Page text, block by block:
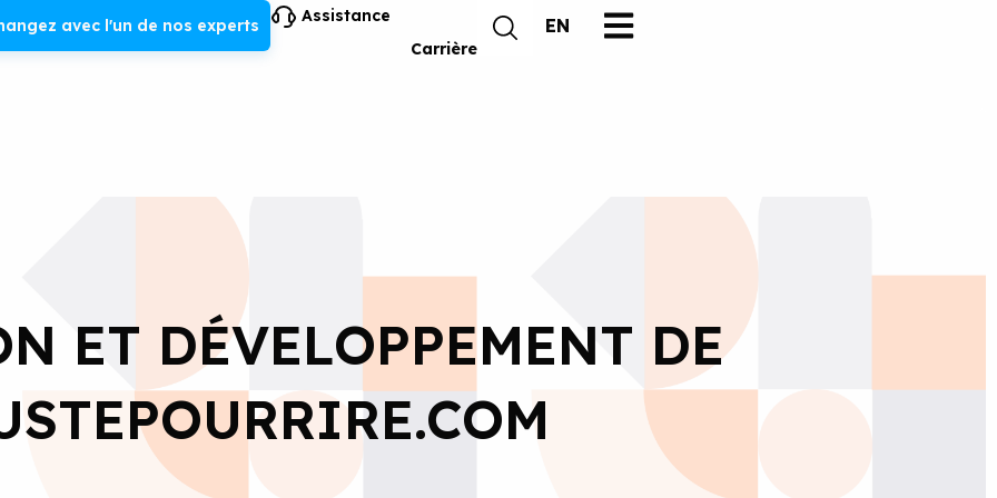
avec l'un de nos experts
Assistance
Carrière
EN
ET DÉVELOPPEMENT DE